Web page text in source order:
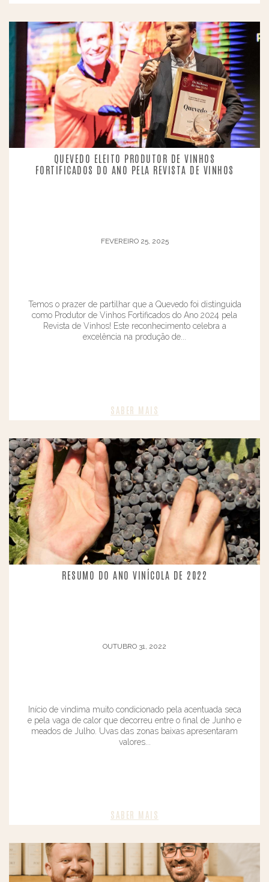
QUEVEDO ELEITO PRODUTOR DE VINHOS
FORTIFICADOS DO ANO PELA REVISTA DE VINHOS
FEVEREIRO 25, 2025
Temos o prazer de partilhar que a Quevedo foi distinguida
como Produtor de Vinhos Fortificados do Ano 2024 pela
Revista de Vinhos! Este reconhecimento celebra a
excelência na produção de...
SABER MAIS​
RESUMO DO ANO VINÍCOLA DE 2022
OUTUBRO 31, 2022
Início de vindima muito condicionado pela acentuada seca
e pela vaga de calor que decorreu entre o final de Junho e
meados de Julho. Uvas das zonas baixas apresentaram
valores...
SABER MAIS​